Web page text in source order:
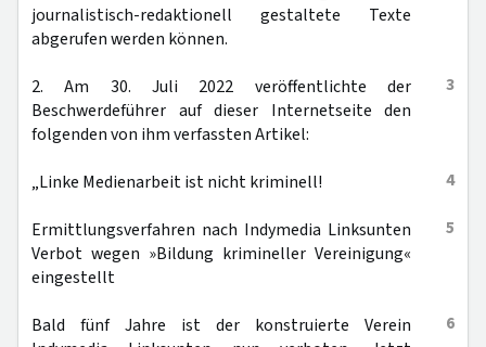
journalistisch-redaktionell gestaltete Texte
abgerufen werden können.
3
2. Am 30. Juli 2022 veröffentlichte der
Beschwerdeführer auf dieser Internetseite den
folgenden von ihm verfassten Artikel:
4
„Linke Medienarbeit ist nicht kriminell!
5
Ermittlungsverfahren nach Indymedia Linksunten
Verbot wegen »Bildung krimineller Vereinigung«
eingestellt
6
Bald fünf Jahre ist der konstruierte Verein